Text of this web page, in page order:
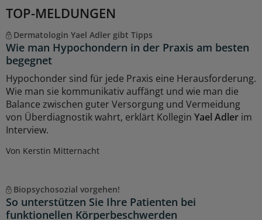
TOP-MELDUNGEN
Dermatologin Yael Adler gibt Tipps
Wie man Hypochondern in der Praxis am besten
begegnet
Hypochonder sind für jede Praxis eine Herausforderung.
Wie man sie kommunikativ auffängt und wie man die
Balance zwischen guter Versorgung und Vermeidung
von Überdiagnostik wahrt, erklärt Kollegin Yael Adler im
Interview.
Von Kerstin Mitternacht
Biopsychosozial vorgehen!
So unterstützen Sie Ihre Patienten bei
funktionellen Körperbeschwerden